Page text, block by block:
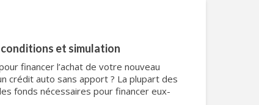
et simulation
financer l’achat de votre nouveau
crédit auto sans apport ? La plupart des
fonds nécessaires pour financer eux-